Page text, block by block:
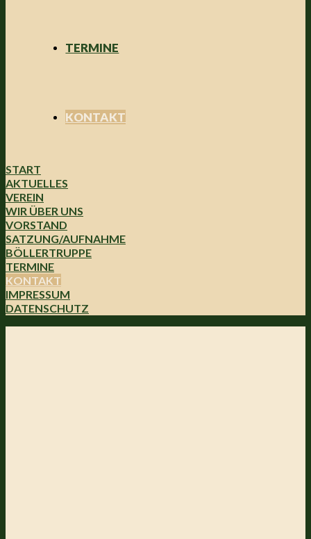
TERMINE
KONTAKT
START
AKTUELLES
VEREIN
WIR ÜBER UNS
VORSTAND
SATZUNG/AUFNAHME
BÖLLERTRUPPE
TERMINE
KONTAKT
IMPRESSUM
DATENSCHUTZ